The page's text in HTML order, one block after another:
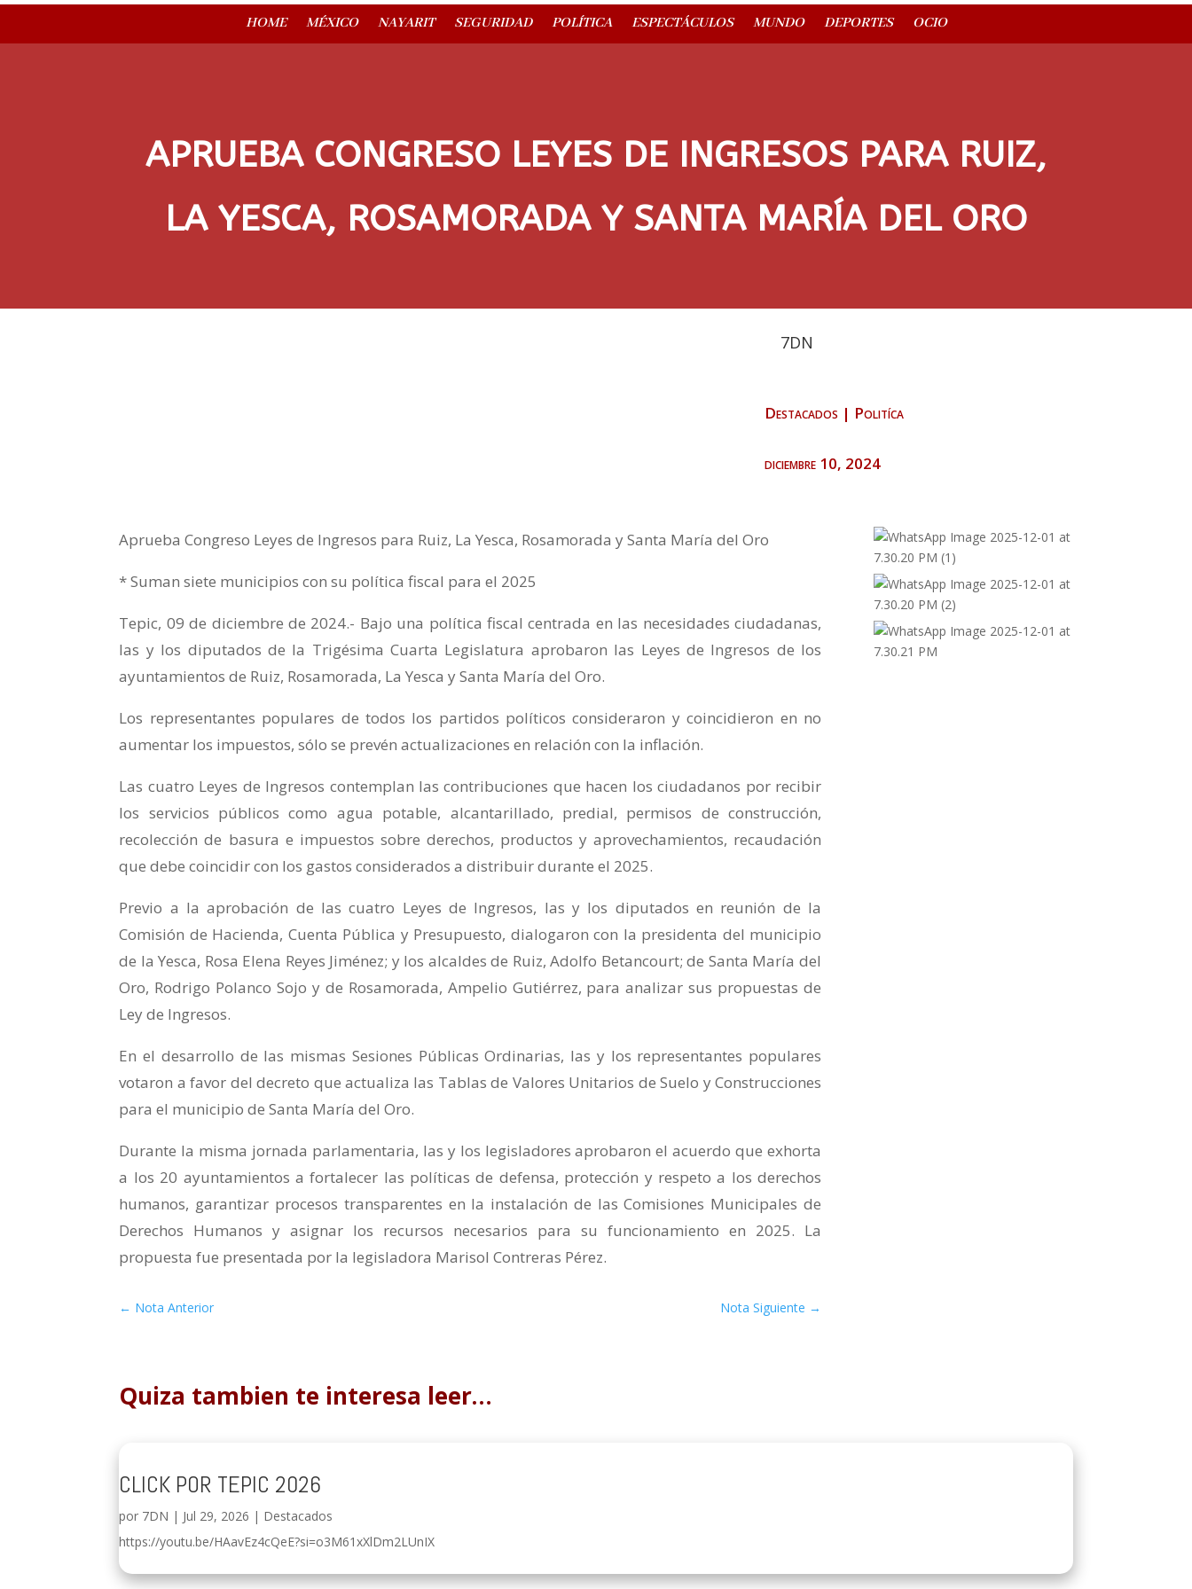
HOME MÉXICO NAYARIT SEGURIDAD POLÍTICA ESPECTÁCULOS MUNDO DEPORTES OCIO
APRUEBA CONGRESO LEYES DE INGRESOS PARA RUIZ,
LA YESCA, ROSAMORADA Y SANTA MARÍA DEL ORO
7DN
Destacados | Politíca
diciembre 10, 2024
Aprueba Congreso Leyes de Ingresos para Ruiz, La Yesca, Rosamorada y Santa María del Oro
* Suman siete municipios con su política fiscal para el 2025
Tepic, 09 de diciembre de 2024.- Bajo una política fiscal centrada en las necesidades ciudadanas,
las y los diputados de la Trigésima Cuarta Legislatura aprobaron las Leyes de Ingresos de los
ayuntamientos de Ruiz, Rosamorada, La Yesca y Santa María del Oro.
Los representantes populares de todos los partidos políticos consideraron y coincidieron en no
aumentar los impuestos, sólo se prevén actualizaciones en relación con la inflación.
Las cuatro Leyes de Ingresos contemplan las contribuciones que hacen los ciudadanos por recibir
los servicios públicos como agua potable, alcantarillado, predial, permisos de construcción,
recolección de basura e impuestos sobre derechos, productos y aprovechamientos, recaudación
que debe coincidir con los gastos considerados a distribuir durante el 2025.
Previo a la aprobación de las cuatro Leyes de Ingresos, las y los diputados en reunión de la
Comisión de Hacienda, Cuenta Pública y Presupuesto, dialogaron con la presidenta del municipio
de la Yesca, Rosa Elena Reyes Jiménez; y los alcaldes de Ruiz, Adolfo Betancourt; de Santa María del
Oro, Rodrigo Polanco Sojo y de Rosamorada, Ampelio Gutiérrez, para analizar sus propuestas de
Ley de Ingresos.
En el desarrollo de las mismas Sesiones Públicas Ordinarias, las y los representantes populares
votaron a favor del decreto que actualiza las Tablas de Valores Unitarios de Suelo y Construcciones
para el municipio de Santa María del Oro.
Durante la misma jornada parlamentaria, las y los legisladores aprobaron el acuerdo que exhorta
a los 20 ayuntamientos a fortalecer las políticas de defensa, protección y respeto a los derechos
humanos, garantizar procesos transparentes en la instalación de las Comisiones Municipales de
Derechos Humanos y asignar los recursos necesarios para su funcionamiento en 2025. La
propuesta fue presentada por la legisladora Marisol Contreras Pérez.
← Nota Anterior Nota Siguiente →
Quiza tambien te interesa leer…
CLICK POR TEPIC 2026
por 7DN | Jul 29, 2026 | Destacados
https://youtu.be/HAavEz4cQeE?si=o3M61xXlDm2LUnIX